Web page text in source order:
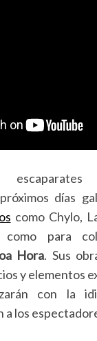
días
como Chylo,
para
Hora. Sus
y elementos
con la
los